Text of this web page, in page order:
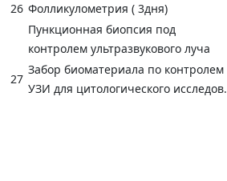
26 Фолликулометрия ( 3дня)
Пункционная биопсия под
контролем ультразвукового луча
27
Забор биоматериала по контролем
УЗИ для цитологического исследов.